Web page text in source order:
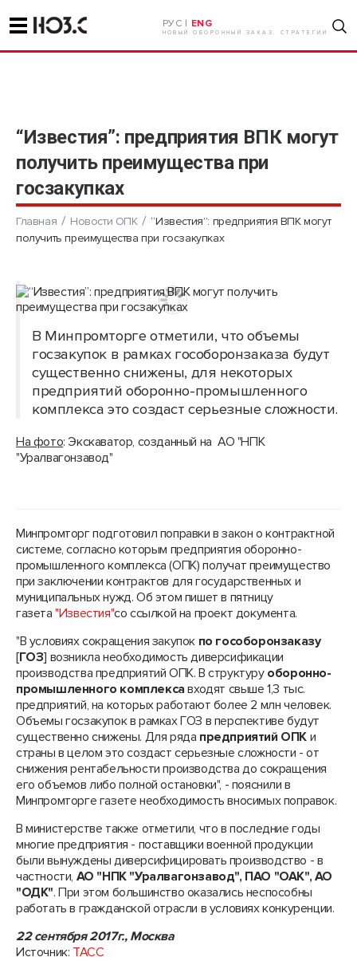
РУС | ENG
НОВЫЙ ОБОРОННЫЙ ЗАКАЗ. СТРАТЕГИИ
“Известия”: предприятия ВПК могут
получить преимущества при
госзакупках
Главная Новости ОПК
“Известия”: предприятия ВПК могут
получить преимущества при госзакупках
В Минпромторге отметили, что объемы
госзакупок в рамках гособоронзаказа будут
существенно снижены, для некоторых
предприятий оборонно-промышленного
комплекса это создаст серьезные сложности.
На фото: Экскаватор, созданный на АО "НПК
"Уралвагонзавод"
Минпромторг подготовил поправки в закон о контрактной
системе, согласно которым предприятия оборонно-
промышленного комплекса (ОПК) получат преимущество
при заключении контрактов для государственных и
муниципальных нужд. Об этом пишет в пятницу
газета"Известия"со ссылкой на проект документа.
"В условиях сокращения закупок по гособоронзаказу
[ГОЗ] возникла необходимость диверсификации
производства предприятий ОПК. В структуру оборонно-
промышленного комплекса входят свыше 1,3 тыс.
предприятий, на которых работают более 2 млн человек.
Объемы госзакупок в рамках ГОЗ в перспективе будут
существенно снижены. Для ряда предприятий ОПК и
страны в целом это создаст серьезные сложности - от
снижения рентабельности производства до сокращения
его объемов либо полной остановки", - пояснили в
Минпромторге газете необходимость вносимых поправок.
В министерстве также отметили, что в последние годы
многие предприятия - поставщики военной продукции
были вынуждены диверсифицировать производство - в
частности, АО "НПК "Уралвагонзавод", ПАО "ОАК", АО
"ОДК". При этом большинство оказались неспособны
работать в гражданской отрасли в условиях конкуренции.
22 сентября 2017г., Москва
Источник: ТАСС